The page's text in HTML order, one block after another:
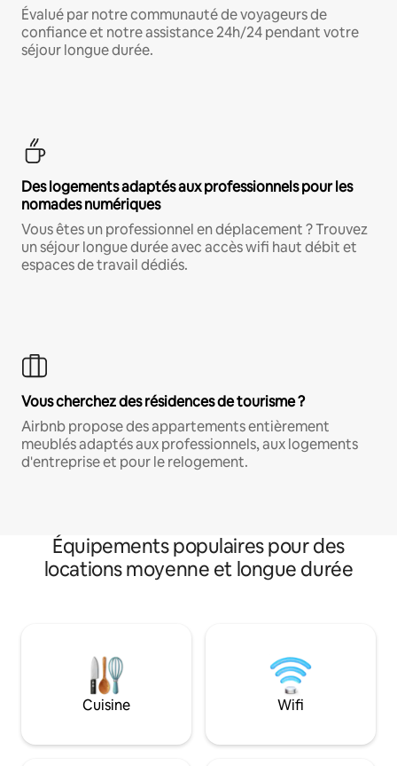
Évalué par notre communauté de voyageurs de
confiance et notre assistance 24h/24 pendant votre
séjour longue durée.
Des logements adaptés aux professionnels pour les
nomades numériques
Vous êtes un professionnel en déplacement ? Trouvez
un séjour longue durée avec accès wifi haut débit et
espaces de travail dédiés.
Vous cherchez des résidences de tourisme ?
Airbnb propose des appartements entièrement
meublés adaptés aux professionnels, aux logements
d'entreprise et pour le relogement.
Équipements populaires pour des
locations moyenne et longue durée
Cuisine Wifi